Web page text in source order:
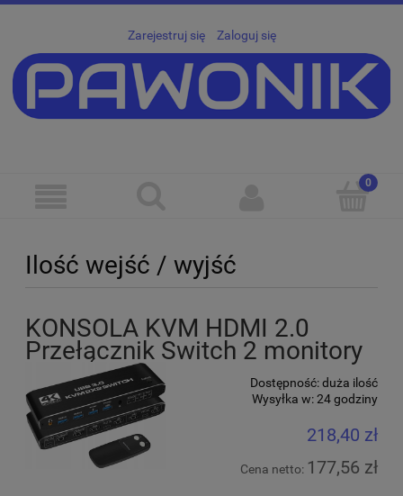
Zarejestruj się Zaloguj się
Ilość wejść / wyjść
KONSOLA KVM HDMI 2.0
Przełącznik Switch 2 monitory
Dostępność:duża ilość
Wysyłka w:24 godziny
218,40 zł
Cena netto: 177,56 zł